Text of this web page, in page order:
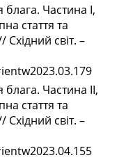
блага. Частина І,
стаття та
світ. –
Частина ІІ,
стаття та
світ. –